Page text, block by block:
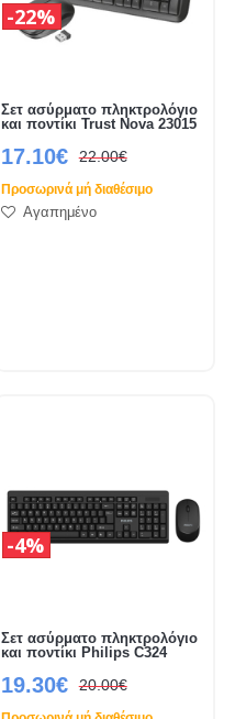
Σετ ασύρματο πληκτρολόγιο
και ποντίκι Trust Nova 23015
17.10€ 22.00€
22%
Προσωρινά μή διαθέσιμο
Αγαπημένο
Σετ ασύρματο πληκτρολόγιο
και ποντίκι Philips C324
19.30€ 20.00€
4%